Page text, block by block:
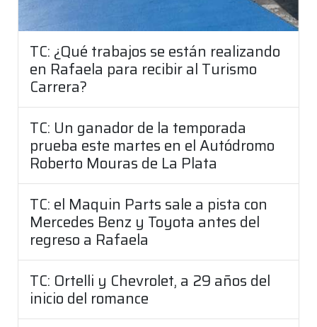
TC: ¿Qué trabajos se están realizando
en Rafaela para recibir al Turismo
Carrera?
TC: Un ganador de la temporada
prueba este martes en el Autódromo
Roberto Mouras de La Plata
TC: el Maquin Parts sale a pista con
Mercedes Benz y Toyota antes del
regreso a Rafaela
TC: Ortelli y Chevrolet, a 29 años del
inicio del romance